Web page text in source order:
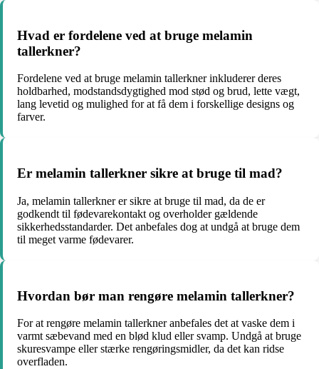
Hvad er fordelene ved at bruge melamin
tallerkner?
Fordelene ved at bruge melamin tallerkner inkluderer deres
holdbarhed, modstandsdygtighed mod stød og brud, lette vægt,
lang levetid og mulighed for at få dem i forskellige designs og
farver.
Er melamin tallerkner sikre at bruge til mad?
Ja, melamin tallerkner er sikre at bruge til mad, da de er
godkendt til fødevarekontakt og overholder gældende
sikkerhedsstandarder. Det anbefales dog at undgå at bruge dem
til meget varme fødevarer.
Hvordan bør man rengøre melamin tallerkner?
For at rengøre melamin tallerkner anbefales det at vaske dem i
varmt sæbevand med en blød klud eller svamp. Undgå at bruge
skuresvampe eller stærke rengøringsmidler, da det kan ridse
overfladen.